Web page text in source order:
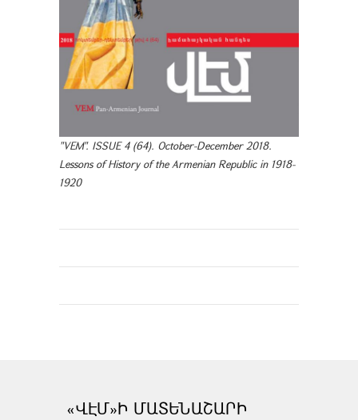
"VEM". ISSUE 4 (64). October-December 2018.
Lessons of History of the Armenian Republic in 1918-
1920
«ՎԷՄ»Ի ՄԱՏԵՆԱՇԱՐԻ